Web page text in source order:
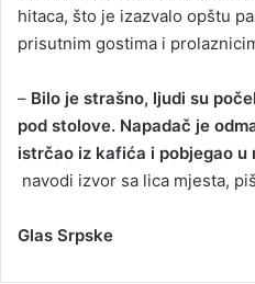
hitaca, što je izazvalo opštu
prisutnim gostima i
– Bilo je strašno, ljudi su
pod stolove. Napadač je
istrčao iz kafića i pobjegao u
navodi izvor sa lica mjesta,
Glas Srpske